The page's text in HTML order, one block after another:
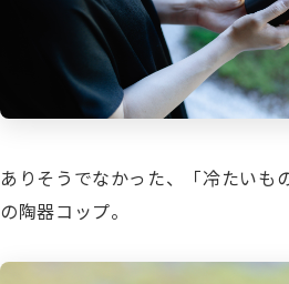
ありそうでなかった、「冷たいも
の陶器コップ。